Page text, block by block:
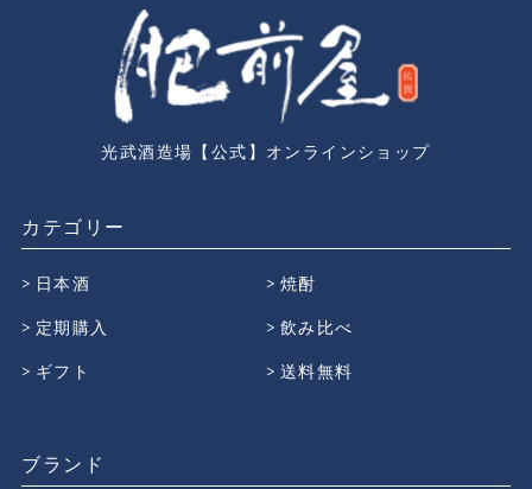
光武酒造場【公式】オンラインショップ
カテゴリー
日本酒
焼酎
定期購入
飲み比べ
ギフト
送料無料
ブランド